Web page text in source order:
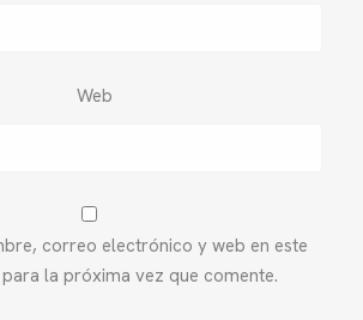
Web
correo electrónico y web en este
la próxima vez que comente.